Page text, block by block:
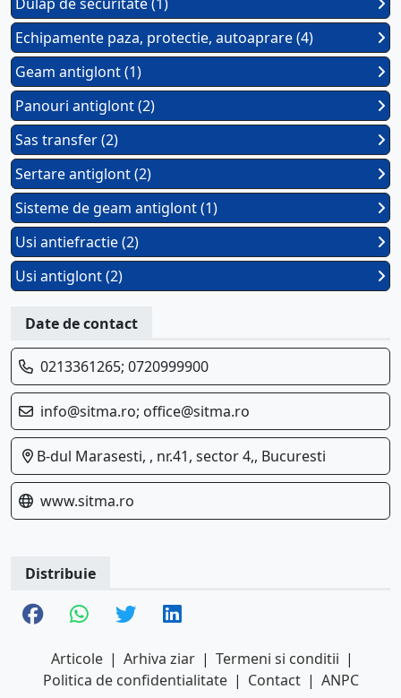
Echipamente paza, protectie, autoaprare (4)
Geam antiglont (1)
Panouri antiglont (2)
Sas transfer (2)
Sertare antiglont (2)
Sisteme de geam antiglont (1)
Usi antiefractie (2)
Usi antiglont (2)
Date de contact
0213361265; 0720999900
info@sitma.ro; office@sitma.ro
B-dul Marasesti, , nr.41, sector 4,, Bucuresti
www.sitma.ro
Distribuie
Articole | Arhiva ziar | Termeni si conditii |
Politica de confidentialitate | Contact | ANPC